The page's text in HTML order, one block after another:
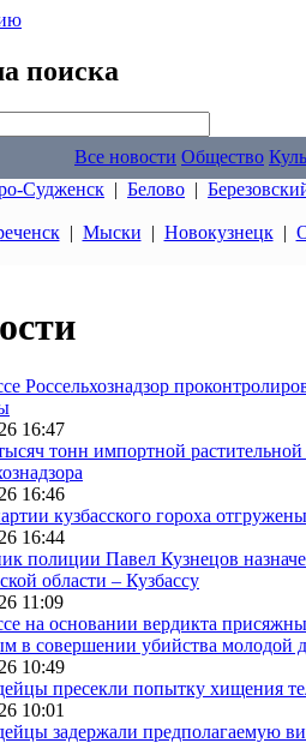
поиска
Все новости Общество
Судженск | Белово |
| Мыски | Новокузнецк|
Россельхознадзор
16:47
тонн импортной
16:46
кузбасского гороха
16:44
полиции Павел Кузнецов
области – Кузбассу
11:09
на основании вердикта
в совершении убийства молодой
10:49
пресекли попытку хищения
10:01
задержали предполагаемую